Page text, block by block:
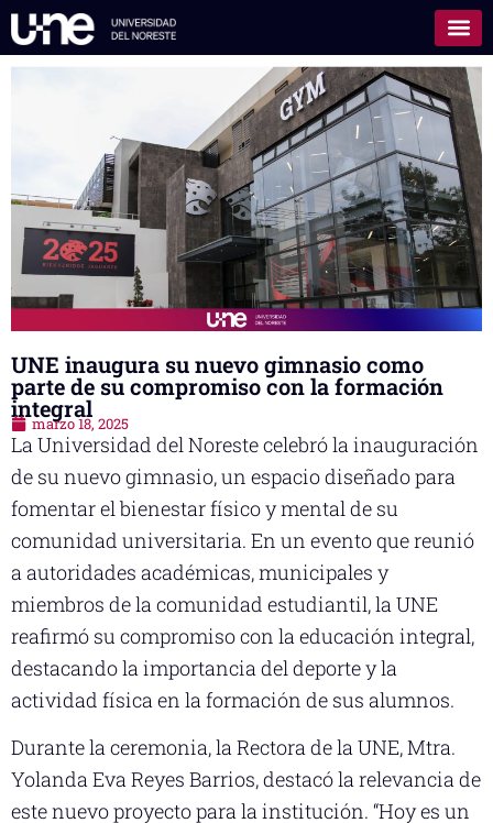
UNE inaugura su nuevo gimnasio como
parte de su compromiso con la formación
integral
marzo 18, 2025
La Universidad del Noreste celebró la inauguración
de su nuevo gimnasio, un espacio diseñado para
fomentar el bienestar físico y mental de su
comunidad universitaria. En un evento que reunió
a autoridades académicas, municipales y
miembros de la comunidad estudiantil, la UNE
reafirmó su compromiso con la educación integral,
destacando la importancia del deporte y la
actividad física en la formación de sus alumnos.
Durante la ceremonia, la Rectora de la UNE, Mtra.
Yolanda Eva Reyes Barrios, destacó la relevancia de
este nuevo proyecto para la institución. “Hoy es un